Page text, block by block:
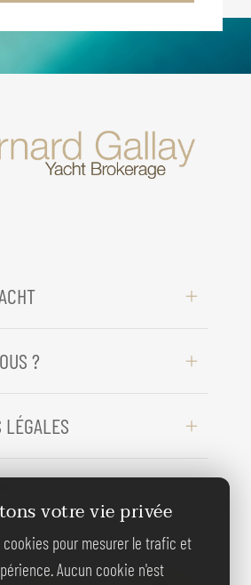
?
LÉGALES
votre vie privée
cookies pour mesurer le trafic et
Aucun cookie n'est